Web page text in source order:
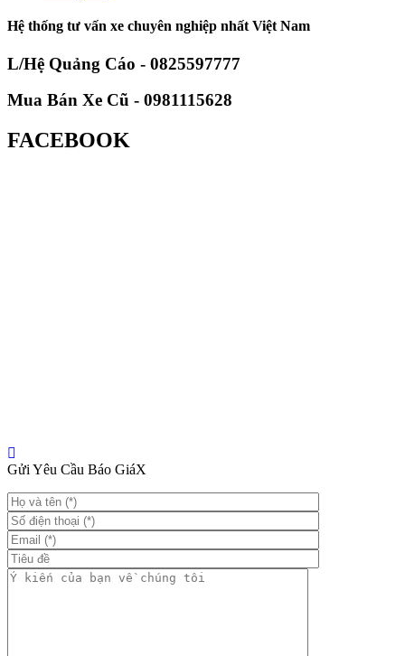
Hệ thống tư vấn xe chuyên nghiệp nhất Việt Nam
L/Hệ Quảng Cáo - 0825597777
Mua Bán Xe Cũ - 0981115628
FACEBOOK
Gửi Yêu Cầu Báo GiáX